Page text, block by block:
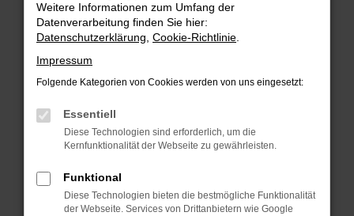
Fehler: Network Error
Beim Laden ist ein Fehler aufgetreten.
Hier sind ein paar Tipps, die dir helfen können:
Überprüfe deine Firewall und deine
Laden andere Webseiten, zum Beispiel
deine Suchmaschine?
Weitere Informationen zum Umfang der
Datenverarbeitung finden Sie hier:
Datenschutzerklärung Cookie-Richtlinie
Impressum
Folgende Kategorien von Cookies werden von uns eingesetzt:
Essentiell
Diese Technologien sind erforderlich, um die
Kernfunktionalität der Webseite zu gewährleisten.
Funktional
Diese Technologien bieten die bestmögliche Funktionalität
der Webseite. Services von Drittanbietern wie Google